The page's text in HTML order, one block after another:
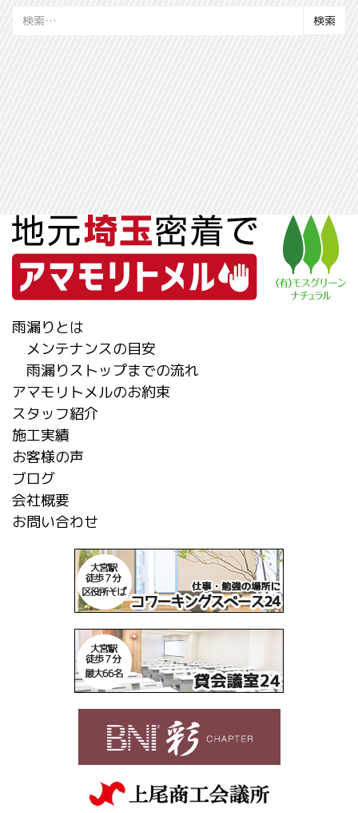
検
雨漏りとは
メンテナンスの目安
雨漏りストップまでの流れ
アマモリトメルのお約束
スタッフ紹介
施工実績
お客様の声
ブログ
会社概要
お問い合わせ